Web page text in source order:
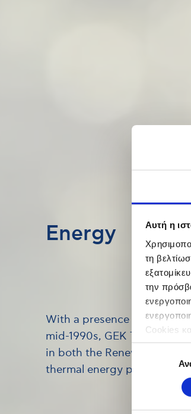
Αυτή η
τη
την
Cookies
Επιλογή
συγκατάθεσης
Energy
With a presence in the
mid-1990s, GEK TERNA
in both the Renewable
thermal energy production